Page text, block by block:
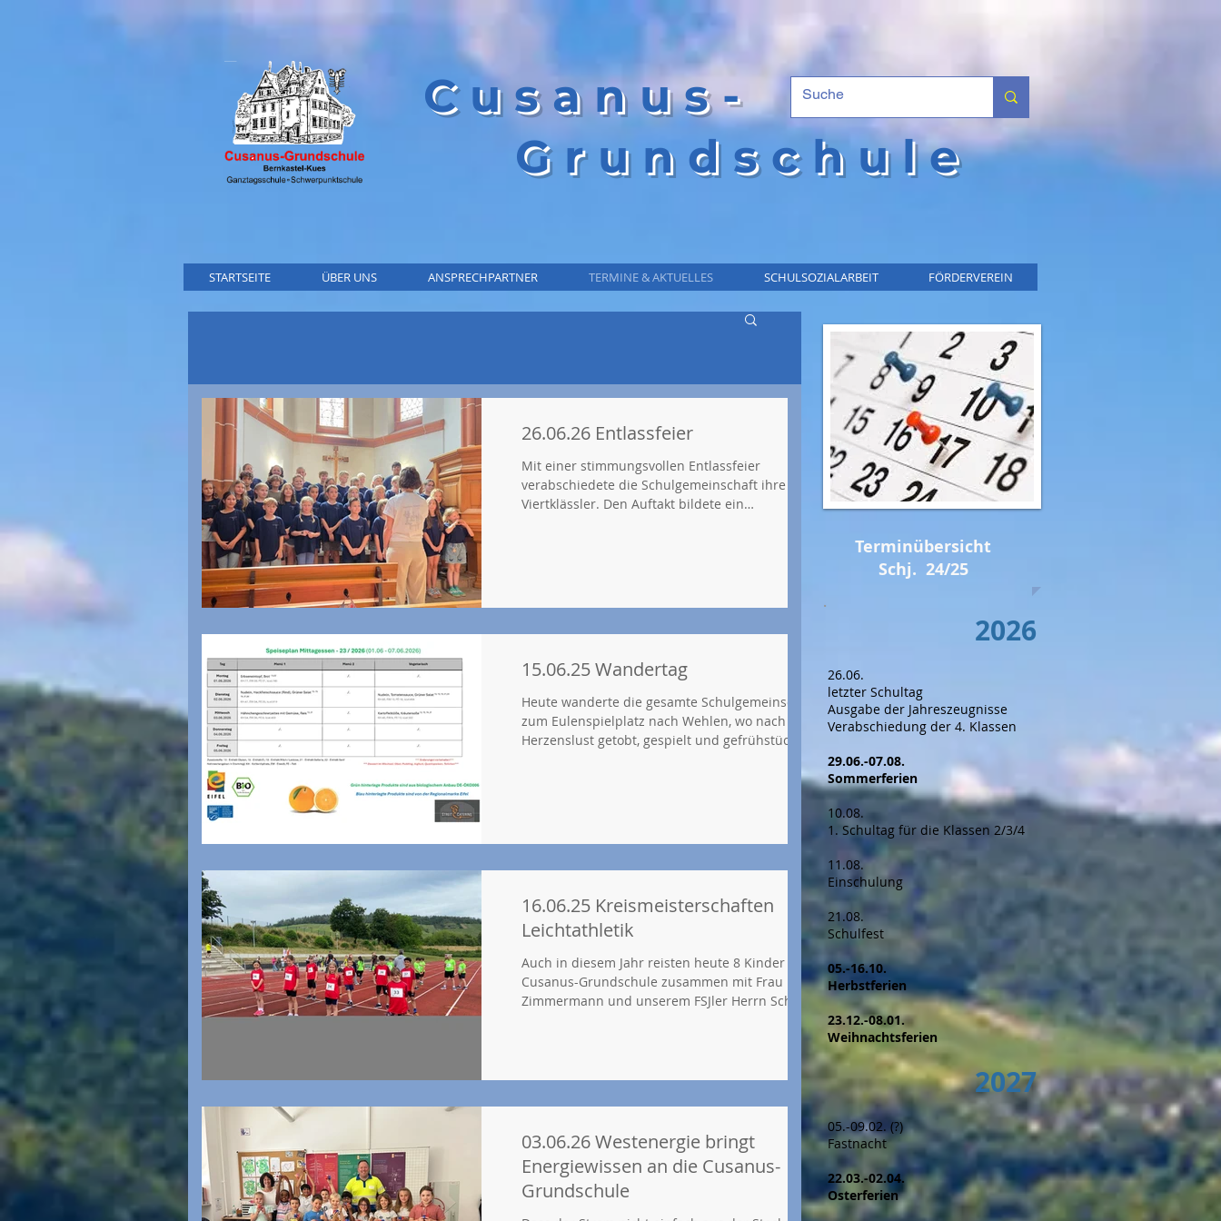
Cusanus-
Grundschule
STARTSEITE ÜBER UNS ANSPRECHPARTNER TERMINE & AKTUELLES SCHULSOZIALARBEIT FÖRDERVEREIN
26.06.26 Entlassfeier
Mit einer stimmungsvollen Entlassfeier
verabschiedete die Schulgemeinschaft ihre
Viertklässler. Den Auftakt bildete ein
Lehrkräfte blickten auf die vergangenen vier Jahre
15.06.25 Wandertag
Heute wanderte die gesamte Schulgemeinschaft
zum Eulenspielplatz nach Wehlen, wo nach
Herzenslust getobt, gespielt und gefrühstückt
einem Schiff Platz, um nach Bernkastel zu fahren.
16.06.25 Kreismeisterschaften
Leichtathletik
Auch in diesem Jahr reisten heute 8 Kinder der
Cusanus-Grundschule zusammen mit Frau
Zimmermann und unserem FSJler Herrn Schäfer
mit anderen Schulen zu messen. Und das haben
Punkte zusammengezählt waren, hieß es: Platz 6
sicherten sich Nina, Luise, Mara, Jolie, Miron,
Murat, Fritz und Miran. D
03.06.26 Westenergie bringt
Energiewissen an die Cusanus-
Grundschule
Terminübersicht
Schj. 24/25
2026
26.06.
letzter Schultag
Ausgabe der Jahreszeugnisse
Verabschiedung der 4. Klassen
29.06.-07.08.
Sommerferien
​10.08.
1. Schultag für die Klassen 2/3/4
11.08.
Einschulung
21.08.
Schulfest
05.-16.10.
Herbstferien
23.12.-08.01.
Weihnachtsferien
2027
05.-09.02. (?)
Fastnacht
​22.03.-02.04.
Osterferien